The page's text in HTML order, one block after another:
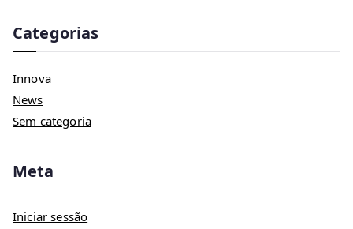
Categorias
Innova
News
Sem categoria
Meta
Iniciar sessão